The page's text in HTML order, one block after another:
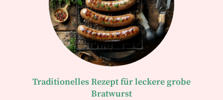
Traditionelles Rezept für leckere grobe
Bratwurst